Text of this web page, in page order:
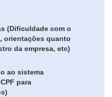
(Dificuldade com o
orientações quanto
da empresa, etc)
ao sistema
para